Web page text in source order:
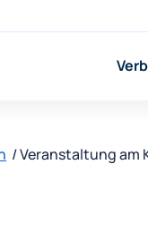
Veranstaltung am